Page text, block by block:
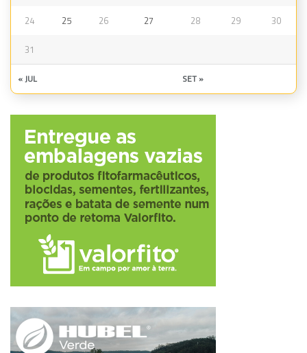
24 25 26 27 28 29 30
31
« JUL SET »